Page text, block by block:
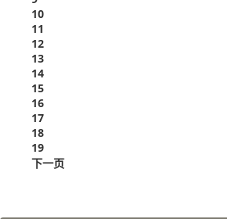
10
11
12
13
14
15
16
17
18
19
下一页